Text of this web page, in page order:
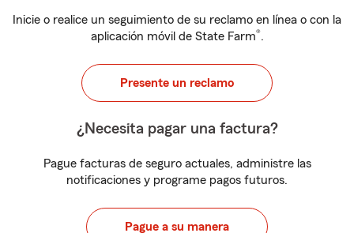
Inicie o realice un seguimiento de su reclamo en línea o con la
aplicación móvil de State Farm®.
Presente un reclamo
¿Necesita pagar una factura?
Pague facturas de seguro actuales, administre las
notificaciones y programe pagos futuros.
Pague a su manera